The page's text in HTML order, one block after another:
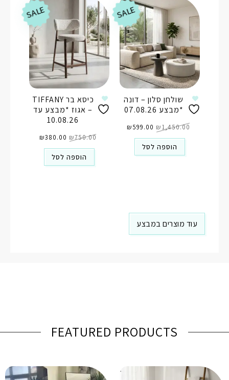
SALE
כיסא בר TIFFANY
– אגוז *מבצע עד
10.08.26
₪750.00 המקורי
היה:
₪750.00.
₪380.00 הנוכחי
הוא:
הוספה לסל
SALE
שולחן סלון – דונה
*מבצע 07.08.26
₪1,450.00 המקורי
היה:
₪1,450.00.
₪599.00 הנוכחי
הוא:
הוספה לסל
עוד מוצרים במבצע
FEATURED PRODUCTS